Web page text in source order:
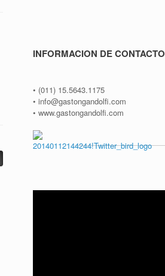
INFORMACION DE CONTACTO
• (011) 15.5643.1175
• info@gastongandolfi.com
• www.gastongandolfi.com